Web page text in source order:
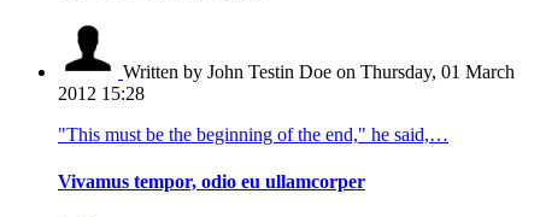
Written by John Testin Doe on Thursday, 01 March
2012 15:28
"This must be the beginning of the end," he said,…
Vivamus tempor, odio eu ullamcorper